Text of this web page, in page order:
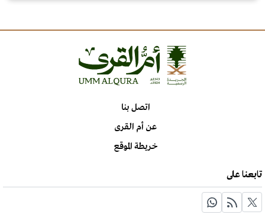
اتصل بنا
عن أم القرى
خريطة الموقع
تابعنا على